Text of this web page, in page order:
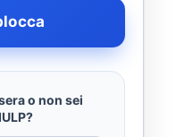
o non sei